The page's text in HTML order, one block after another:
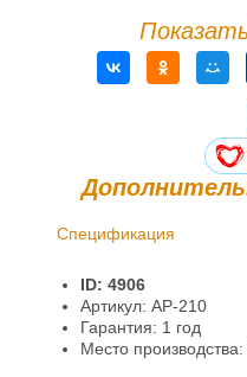
Спецификация
Гарантии и возврат
ID: 4906
Артикул: AP-210
Гарантия: 1 год
Место